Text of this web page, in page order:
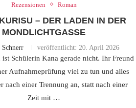
Rezensionen Roman
– DER LADEN IN DER
MONDLICHTGASSE
Schnerr veröffentlicht: 20. April 2026
Schülerin Kana gerade nicht. Ihr Freund
Aufnahmeprüfung viel zu tun und alles
nach einer Trennung an, statt nach einer
Zeit mit …